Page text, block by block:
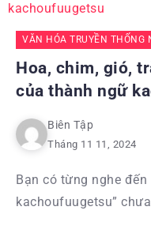
VĂN HÓA TRUYỀN THỐNG
Hoa, chim, gió,
của thành ngữ
Biên Tập
Tháng 11 11, 2024
Bạn có từng nghe
kachoufuugetsu”